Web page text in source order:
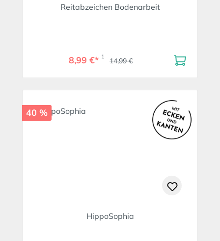
Reitabzeichen Bodenarbeit
8,99 €* 1 14,99 €
40 %
HippoSophia